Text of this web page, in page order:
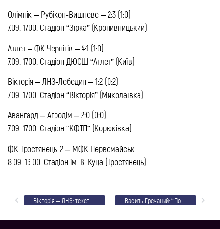
Олімпік – Рубікон-Вишневе – 2:3 (1:0)
7.09. 17.00. Стадіон “Зірка” (Кропивницький)
Атлет – ФК Чернігів – 4:1 (1:0)
7.09. 17.00. Стадіон ДЮСШ “Атлет” (Київ)
Вікторія – ЛНЗ-Лебедин – 1:2 (0:2)
7.09. 17.00. Стадіон “Вікторія” (Миколаївка)
Авангард – Агродім – 2:0 (0:0)
7.09. 17.00. Стадіон “КФТП” (Корюківка)
ФК Тростянець-2 – МФК Первомайськ
8.09. 16.00. Стадіон ім. В. Куца (Тростянець)